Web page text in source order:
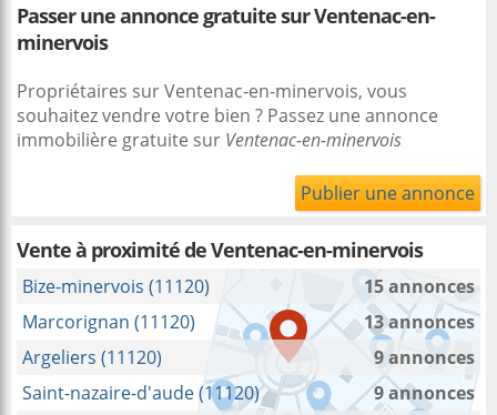
Passer une annonce gratuite sur Ventenac-en-
minervois
Propriétaires sur Ventenac-en-minervois, vous
souhaitez vendre votre bien ? Passez une annonce
immobilière gratuite sur Ventenac-en-minervois
Publier une annonce
Vente à proximitéde Ventenac-en-minervois
Bize-minervois (11120)
15 annonces
Marcorignan (11120)
13 annonces
Argeliers (11120)
9 annonces
Saint-nazaire-d'aude (11120)
9 annonces